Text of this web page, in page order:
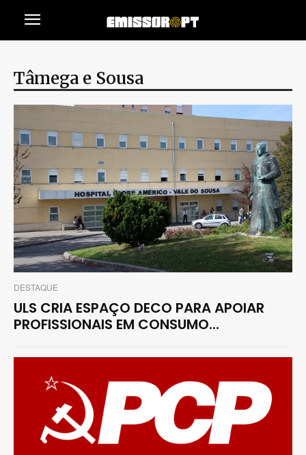
Tâmega e Sousa
DESTAQUE
ULS CRIA ESPAÇO DECO PARA APOIAR
PROFISSIONAIS EM CONSUMO...